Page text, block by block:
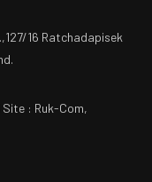
16 Ratchadapisek
Site : Ruk-Com,